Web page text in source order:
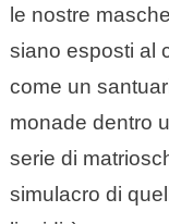
le nostre
siano esposti al
come un
monade dentro
serie di
simulacro di